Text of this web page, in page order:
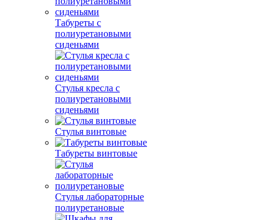
Табуреты с
полиуретановыми
сиденьями
Стулья кресла с
полиуретановыми
сиденьями
Стулья винтовые
Табуреты винтовые
Стулья лабораторные
полиуретановые